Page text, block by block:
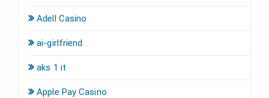
Adell Casino
ai-girlfriend
aks 1 it
Apple Pay Casino